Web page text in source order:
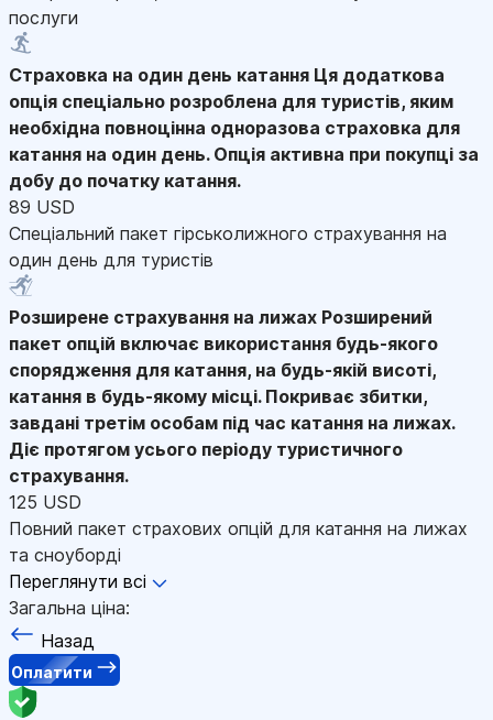
послуги
Страховка на один день катання Ця додаткова
опція спеціально розроблена для туристів, яким
необхідна повноцінна одноразова страховка для
катання на один день. Опція активна при покупці за
добу до початку катання.
89 USD
Спеціальний пакет гірськолижного страхування на
один день для туристів
Розширене страхування на лижах Розширений
пакет опцій включає використання будь-якого
спорядження для катання, на будь-якій висоті,
катання в будь-якому місці. Покриває збитки,
завдані третім особам під час катання на лижах.
Діє протягом усього періоду туристичного
страхування.
125 USD
Повний пакет страхових опцій для катання на лижах
та сноуборді
Переглянути всі
Загальна ціна:
Назад
Оплатити